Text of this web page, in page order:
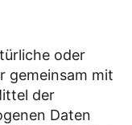
oder
gemeinsam mit
der
Daten